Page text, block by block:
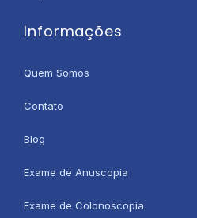
Informações
Quem Somos
Contato
Blog
Exame de Anuscopia
Exame de Colonoscopia